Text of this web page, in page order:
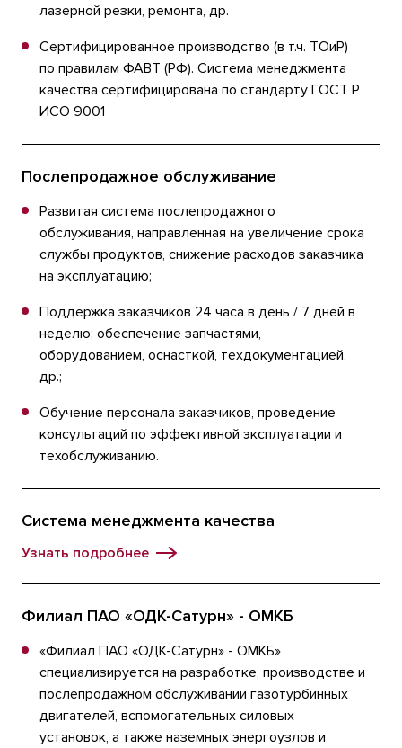
лазерной резки, ремонта, др.
Сертифицированное производство (в т.ч. ТОиР)
по правилам ФАВТ (РФ). Система менеджмента
качества сертифицирована по стандарту ГОСТ Р
ИСО 9001
Послепродажное обслуживание
Развитая система послепродажного
обслуживания, направленная на увеличение срока
службы продуктов, снижение расходов заказчика
на эксплуатацию;
Поддержка заказчиков 24 часа в день / 7 дней в
неделю; обеспечение запчастями,
оборудованием, оснасткой, техдокументацией,
др.;
Обучение персонала заказчиков, проведение
консультаций по эффективной эксплуатации и
техобслуживанию.
Система менеджмента качества
Узнать подробнее
Филиал ПАО «ОДК-Сатурн» - ОМКБ
«Филиал ПАО «ОДК-Сатурн» - ОМКБ»
специализируется на разработке, производстве и
послепродажном обслуживании газотурбинных
двигателей, вспомогательных силовых
установок, а также наземных энергоузлов и